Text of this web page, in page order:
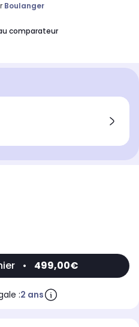
Boulanger
comparateur
• 499,00€
:2 ans